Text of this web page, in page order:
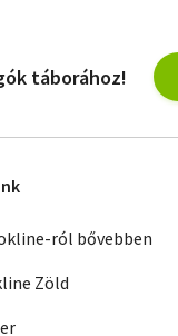
táborához!
ról bővebben
Zöld